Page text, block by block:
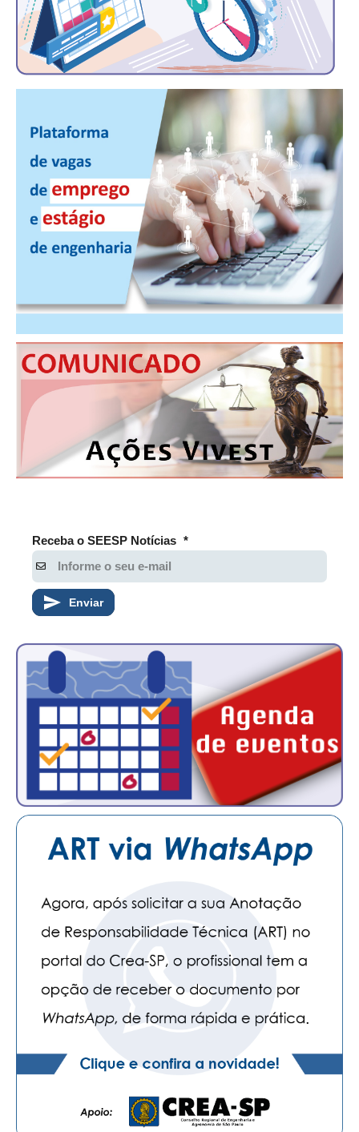
SEESPPREV
CONSÓRCIOS
CAMPANHAS SALARIAIS
PALAVRA DO MURILO
NOTÍCIAS
CONTEÚDO ESPECIAL
JORNAL DO ENGENHEIRO
SEESP NOTÍCIAS
NOTÍCIAS NO WHATSAPP
FOTOS
PUBLICAÇÕES
PUBLICIDADE
MANUAL DE REDAÇÃO
CONTATO
CADASTRO
ASSOCIE-SE
ATUALIZAÇÃO CADASTRAL
NÚCLEO JOVEM
Receba o SEESP Notícias *
Enviar